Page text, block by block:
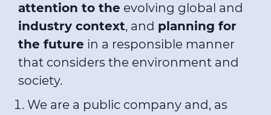
attention to the evolving global and
industry context, and planning for
the future in a responsible manner
that considers the environment and
society.
We are a public company and, as